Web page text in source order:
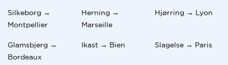
Silkeborg →
Montpellier
Herning →
Marseille
Hjørring → Lyon
Glamsbjerg →
Bordeaux
Ikast → Bien Slagelse → Paris